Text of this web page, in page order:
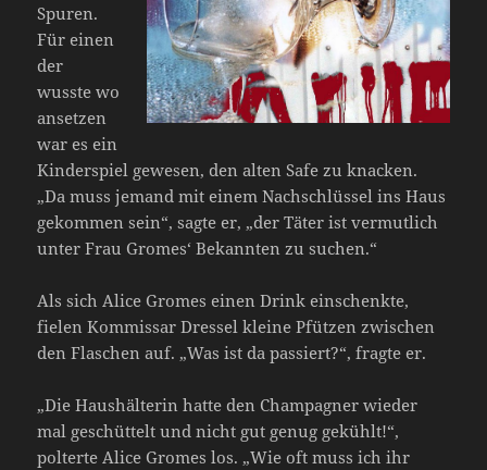
Spuren.
Für einen
der
wusste wo
ansetzen
war es ein
Kinderspiel gewesen, den alten Safe zu knacken.
„Da muss jemand mit einem Nachschlüssel ins Haus
gekommen sein“, sagte er, „der Täter ist vermutlich
unter Frau Gromes‘ Bekannten zu suchen.“
Als sich Alice Gromes einen Drink einschenkte,
fielen Kommissar Dressel kleine Pfützen zwischen
den Flaschen auf. „Was ist da passiert?“, fragte er.
„Die Haushälterin hatte den Champagner wieder
mal geschüttelt und nicht gut genug gekühlt!“,
polterte Alice Gromes los. „Wie oft muss ich ihr